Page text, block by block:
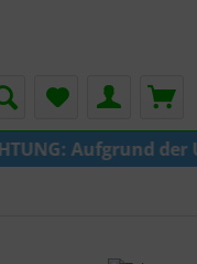
Aufgrund